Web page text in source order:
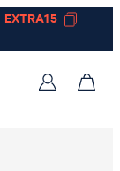
EXTRA15